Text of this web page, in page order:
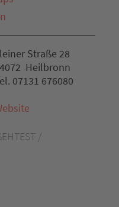
/
Straße 28
Heilbronn
07131 676080